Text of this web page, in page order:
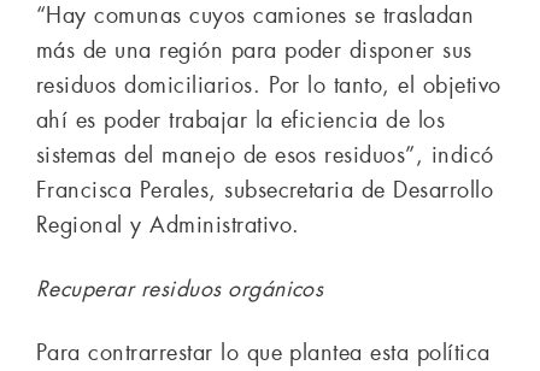
“Hay comunas cuyos camiones se trasladan
más de una región para poder disponer sus
residuos domiciliarios. Por lo tanto, el objetivo
ahí es poder trabajar la eficiencia de los
sistemas del manejo de esos residuos”, indicó
Francisca Perales, subsecretaria de Desarrollo
Regional y Administrativo.
Recuperar residuos orgánicos
Para contrarrestar lo que plantea esta política